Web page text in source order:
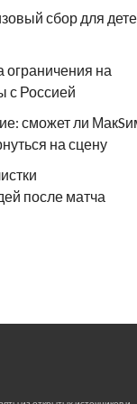
сбор для
на
с Россией
сможет ли
на сцену
после матча